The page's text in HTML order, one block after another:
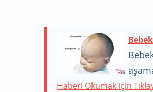
Haberi Okumak için